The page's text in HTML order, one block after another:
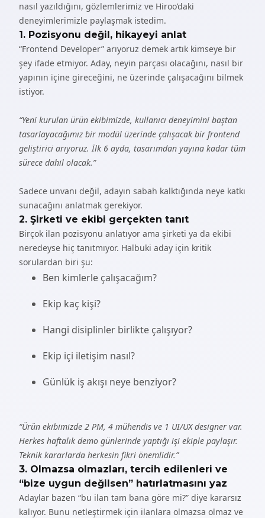
nasıl yazıldığını, gözlemlerimiz ve Hiroo’daki
deneyimlerimizle paylaşmak istedim.
1. Pozisyonu değil, hikayeyi anlat
“Frontend Developer” arıyoruz demek artık kimseye bir
şey ifade etmiyor. Aday, neyin parçası olacağını, nasıl bir
yapının içine gireceğini, ne üzerinde çalışacağını bilmek
istiyor.
“Yeni kurulan ürün ekibimizde, kullanıcı deneyimini baştan
tasarlayacağımız bir modül üzerinde çalışacak bir frontend
geliştirici arıyoruz. İlk 6 ayda, tasarımdan yayına kadar tüm
sürece dahil olacak.”
Sadece unvanı değil, adayın sabah kalktığında neye katkı
sunacağını anlatmak gerekiyor.
2. Şirketi ve ekibi gerçekten tanıt
Birçok ilan pozisyonu anlatıyor ama şirketi ya da ekibi
neredeyse hiç tanıtmıyor. Halbuki aday için kritik
sorulardan biri şu:
Ben kimlerle çalışacağım?
Ekip kaç kişi?
Hangi disiplinler birlikte çalışıyor?
Ekip içi iletişim nasıl?
Günlük iş akışı neye benziyor?
“Ürün ekibimizde 2 PM, 4 mühendis ve 1 UI/UX designer var.
Herkes haftalık demo günlerinde yaptığı işi ekiple paylaşır.
Teknik kararlarda herkesin fikri önemlidir.”
3. Olmazsa olmazları, tercih edilenleri ve
“bize uygun değilsen” hatırlatmasını yaz
Adaylar bazen “bu ilan tam bana göre mi?” diye kararsız
kalıyor. Bunu netleştirmek için ilanlara olmazsa olmaz ve